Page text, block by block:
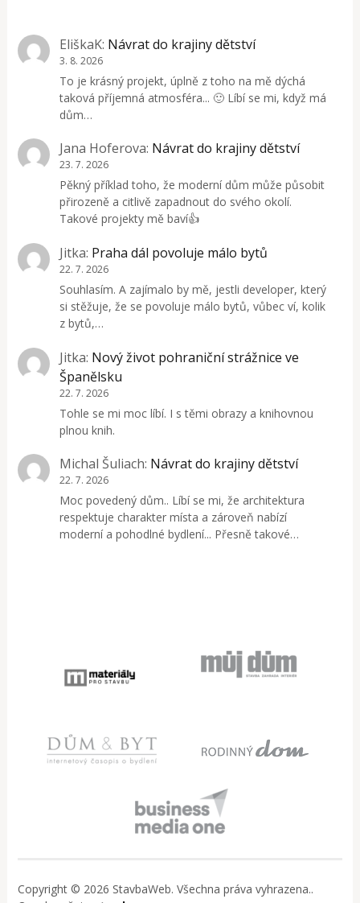
EliškaK: Návrat do krajiny dětství
3. 8. 2026
To je krásný projekt, úplně z toho na mě dýchá
taková příjemná atmosféra... 🙂 Líbí se mi, když má
dům…
Jana Hoferova: Návrat do krajiny dětství
23. 7. 2026
Pěkný příklad toho, že moderní dům může působit
přirozeně a citlivě zapadnout do svého okolí.
Takové projekty mě baví👍
Jitka: Praha dál povoluje málo bytů
22. 7. 2026
Souhlasím. A zajímalo by mě, jestli developer, který
si stěžuje, že se povoluje málo bytů, vůbec ví, kolik
z bytů,…
Jitka: Nový život pohraniční strážnice ve
Španělsku
22. 7. 2026
Tohle se mi moc líbí. I s těmi obrazy a knihovnou
plnou knih.
Michal Šuliach: Návrat do krajiny dětství
22. 7. 2026
Moc povedený dům.. Líbí se mi, že architektura
respektuje charakter místa a zároveň nabízí
moderní a pohodlné bydlení... Přesně takové…
Copyright © 2026 StavbaWeb. Všechna práva vyhrazena..